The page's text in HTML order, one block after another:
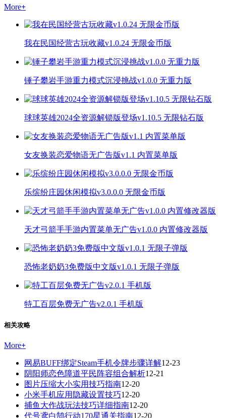
More+
我在民国经营古玩收藏v1.0.24 无限金币版
锤子攀岩手游重力模式沉浸挑战v1.0.0 无重力版
球球英雄2024全资源解锁版登场v1.10.5 无限钻石版
女友换装恋爱物语无广告版v1.1 内置菜单版
乐缤纷庄园休闲模拟v3.0.0.0 无限金币版
天才弓箭手手游内置菜单无广告v1.0.0 内置修改器版
恐怖老奶奶3免费版中文版v1.0.1 无限子弹版
特工百层免费无广告v2.0.1 手机版
相关攻略
More+
网易BUFF绑定Steam手机令牌步骤详解12-23
阴阳师恋色障道平民阵容组合解析12-21
图片压缩大小实用技巧指南12-20
小米手机应用隐藏设置技巧12-20
捕鱼大作战玩法技巧详细指南12-20
代号鸢白鹄行动170星通关指南12-20